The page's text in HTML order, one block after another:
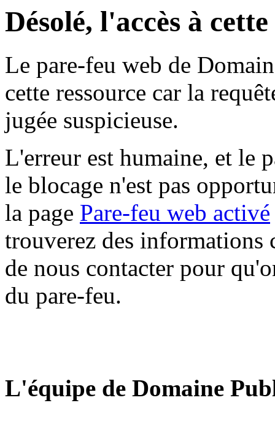
Désolé, l'accès à
Le pare-feu web de
cette ressource car la
jugée suspicieuse.
L'erreur est humaine, et le
le blocage n'est pas
la page Pare-feu web activé
trouverez des informations
de nous contacter pour
du pare-feu.
L'équipe de Domaine